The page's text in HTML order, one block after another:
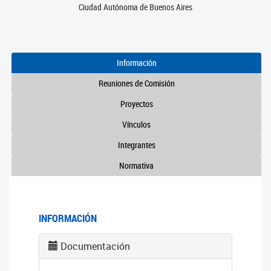
Ciudad Autónoma de Buenos Aires
Información
Reuniones de Comisión
Proyectos
Vínculos
Integrantes
Normativa
INFORMACIÓN
Documentación